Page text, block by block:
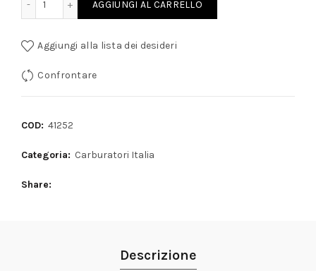
AGGIUNGI AL CARRELLO
Aggiungi alla lista dei desideri
Confrontare
COD: 41252
Categoria: Carburatori Italia
Share
Descrizione